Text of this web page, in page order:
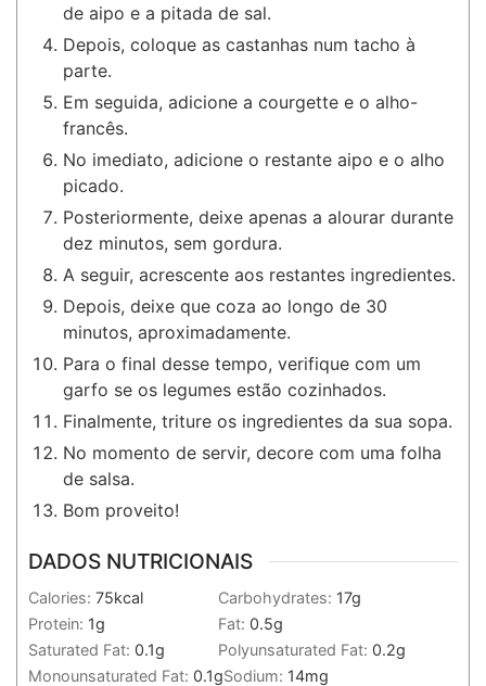
de aipo e a pitada de sal.
Depois, coloque as castanhas num tacho à
parte.
Em seguida, adicione a courgette e o alho-
francês.
No imediato, adicione o restante aipo e o alho
picado.
Posteriormente, deixe apenas a alourar durante
dez minutos, sem gordura.
A seguir, acrescente aos restantes ingredientes.
Depois, deixe que coza ao longo de 30
minutos, aproximadamente.
Para o final desse tempo, verifique com um
garfo se os legumes estão cozinhados.
Finalmente, triture os ingredientes da sua sopa.
No momento de servir, decore com uma folha
de salsa.
Bom proveito!
DADOS NUTRICIONAIS
Calories: 75kcal Carbohydrates: 17g
Protein: 1g Fat: 0.5g
Saturated Fat: 0.1g Polyunsaturated Fat: 0.2g
Monounsaturated Fat: 0.1gSodium: 14mg